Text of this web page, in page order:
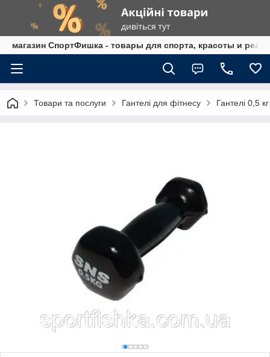
магазин СпортФишка - товары для спорта, красоты и
Товари та послуги Гантелі для фітнесу Гантелі 0,5